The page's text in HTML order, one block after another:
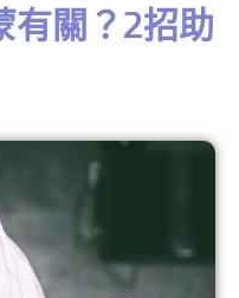
有關？2招助